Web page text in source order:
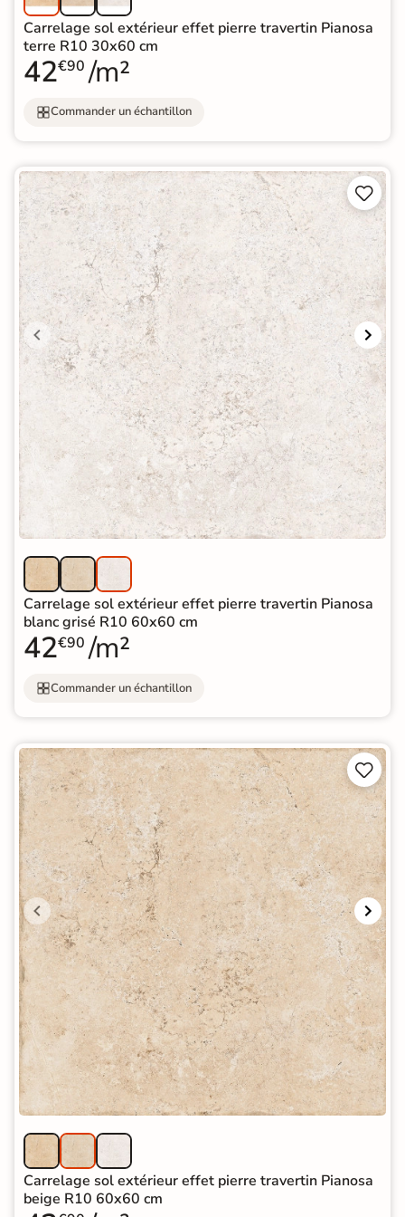
Carrelage sol extérieur effet pierre travertin Pianosa
terre R10 30x60 cm
42€90 /m²
Commander un échantillon


Carrelage sol extérieur effet pierre travertin Pianosa
blanc grisé R10 60x60 cm
42€90 /m²
Commander un échantillon


Carrelage sol extérieur effet pierre travertin Pianosa
beige R10 60x60 cm